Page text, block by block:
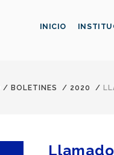
INICIO
/ BOLETINES / 2020 /